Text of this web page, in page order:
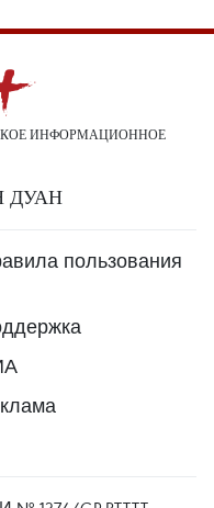
ИНФОРМАЦИОННОЕ
ДУАН
пользования